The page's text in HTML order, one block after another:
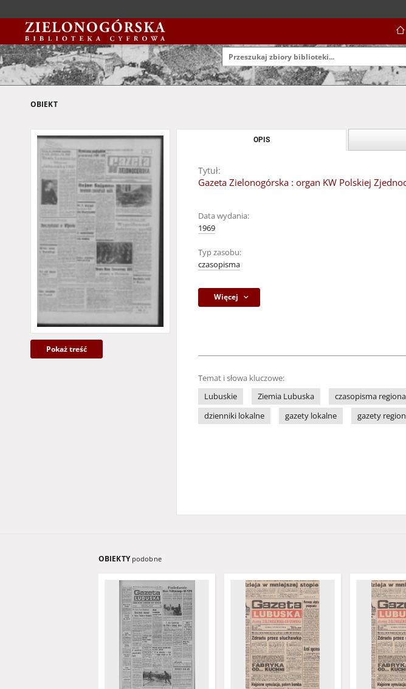
OBIEKT
Pokaż treść
OPIS
Tytuł:
Gazeta Zielonogórska : organ KW Polskiej
Data wydania:
1969
Typ zasobu:
czasopisma
Więcej
Temat i słowa kluczowe:
Lubuskie
Ziemia Lubuska czasopisma
dzienniki lokalne
gazety lokalne gazety
OBIEKTY podobne